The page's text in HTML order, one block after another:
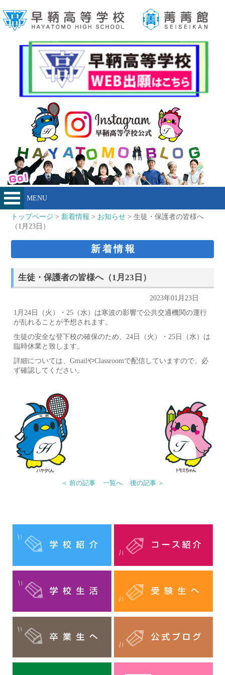
MENU
トップページ > 新着情報 > お知らせ > 生徒・保護者の皆様へ
（1月23日）
新着情報
生徒・保護者の皆様へ（1月23日）
2023年01月23日
1月24日（火）・25（水）は寒波の影響で公共交通機関の運行
が乱れることが予想されます。
生徒の安全な登下校の確保のため、24日（火）・25日（水）は
臨時休業と致します。
詳細については、GmailやClassroomで配信していますので、必
ず確認してください。
＜ 前の記事 一覧へ 後の記事 ＞